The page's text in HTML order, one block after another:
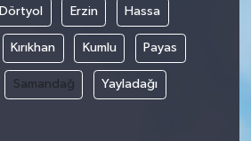
Dörtyol Erzin Hassa
Kırıkhan Kumlu Payas
Samandağ Yayladağı